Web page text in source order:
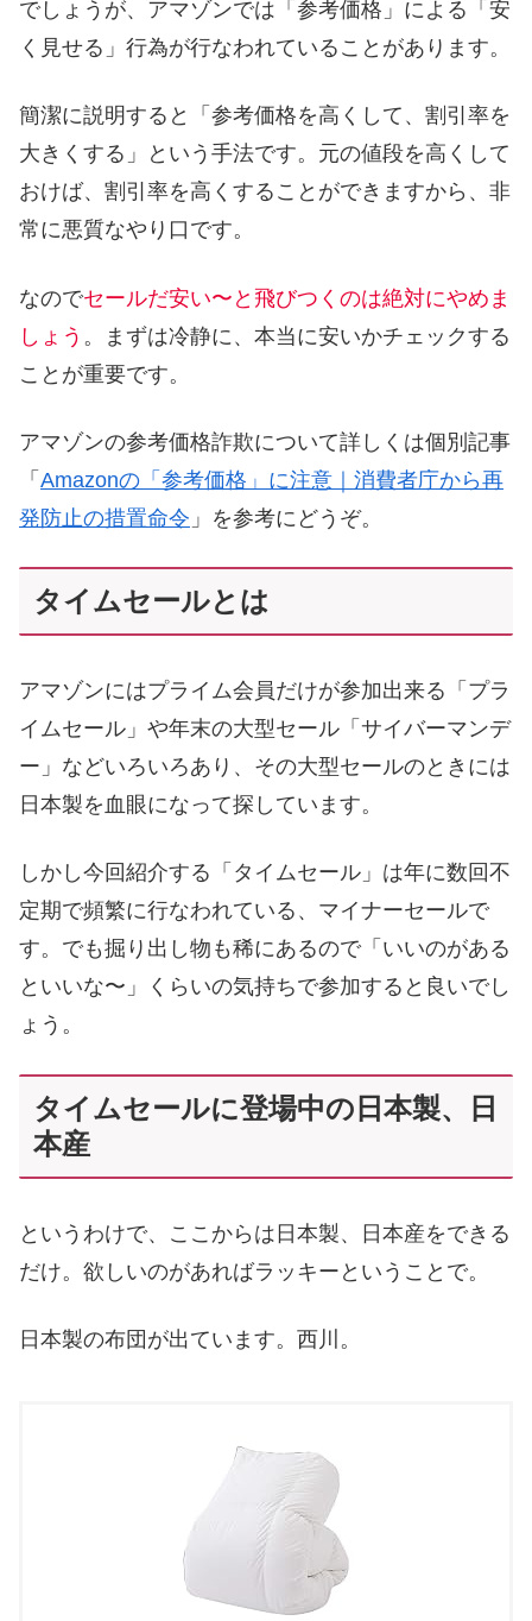
でしょうが、アマゾンでは「参考価格」による「安
く見せる」行為が行なわれていることがあります。
簡潔に説明すると「参考価格を高くして、割引率を
大きくする」という手法です。元の値段を高くして
おけば、割引率を高くすることができますから、非
常に悪質なやり口です。
なのでセールだ安い〜と飛びつくのは絶対にやめま
しょう 。まずは冷静に、本当に安いかチェックする
ことが重要です。
アマゾンの参考価格詐欺について詳しくは個別記事
「 Amazonの「参考価格」に注意｜消費者庁から再
発防止の措置命令 」を参考にどうぞ。
タイムセールとは
アマゾンにはプライム会員だけが参加出来る「プラ
イムセール」や年末の大型セール「サイバーマンデ
ー」などいろいろあり、その大型セールのときには
日本製を血眼になって探しています。
しかし今回紹介する「タイムセール」は年に数回不
定期で頻繁に行なわれている、マイナーセールで
す。でも掘り出し物も稀にあるので「いいのがある
といいな〜」くらいの気持ちで参加すると良いでし
ょう。
タイムセールに登場中の日本製、日
本産
というわけで、ここからは日本製、日本産をできる
だけ。欲しいのがあればラッキーということで。
日本製の布団が出ています。西川。